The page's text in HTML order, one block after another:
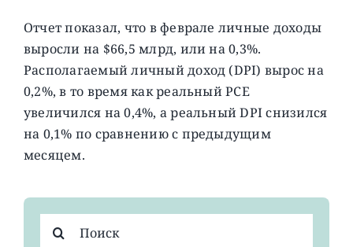
Отчет показал, что в феврале личные доходы
выросли на $66,5 млрд, или на 0,3%.
Располагаемый личный доход (DPI) вырос на
0,2%, в то время как реальный PCE
увеличился на 0,4%, а реальный DPI снизился
на 0,1% по сравнению с предыдущим
месяцем.